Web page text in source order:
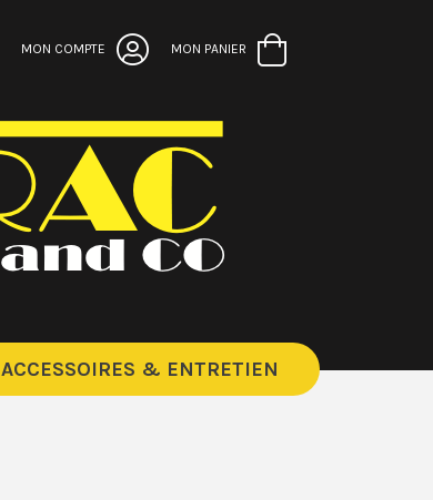
MON COMPTE MON PANIER
ACCESSOIRES & ENTRETIEN